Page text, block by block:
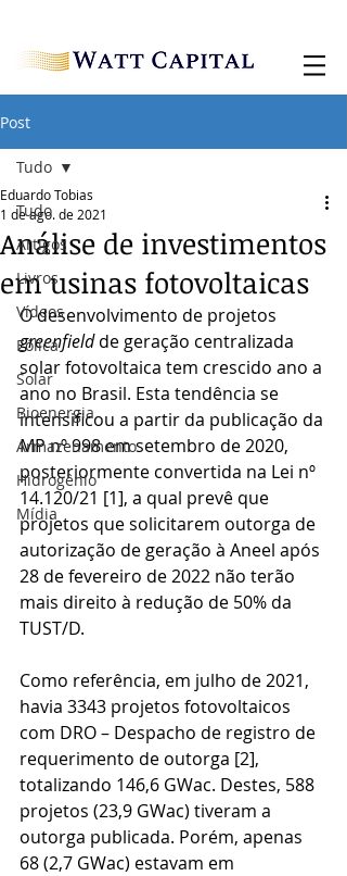
Post
Tudo
Artigos
Livros
Vídeos
Eólica
Solar
Bioenergia
Armazenamento
Hidrogênio
Mídia
Tudo
Análise de investimentos
em usinas fotovoltaicas
Eduardo Tobias
1 de ago. de 2021
O desenvolvimento de projetos
greenfield de geração centralizada
solar fotovoltaica tem crescido ano a
ano no Brasil. Esta tendência se
intensificou a partir da publicação da
MP nº 998 em setembro de 2020,
posteriormente convertida na Lei nº
14.120/21 [1], a qual prevê que
projetos que solicitarem outorga de
autorização de geração à Aneel após
28 de fevereiro de 2022 não terão
mais direito à redução de 50% da
TUST/D.
Como referência, em julho de 2021,
havia 3343 projetos fotovoltaicos
com DRO – Despacho de registro de
requerimento de outorga [2],
totalizando 146,6 GWac. Destes, 588
projetos (23,9 GWac) tiveram a
outorga publicada. Porém, apenas
68 (2,7 GWac) estavam em